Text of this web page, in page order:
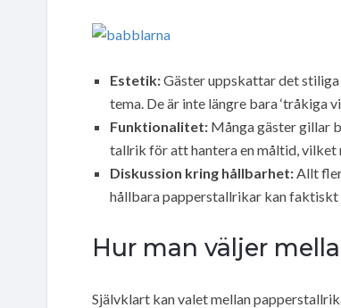
Estetik:Gäster uppskattar det
tema. De är inte längre bara ‘tråkiga
Funktionalitet: Många gäster gillar
tallrik för att hantera en måltid, vilket
Diskussion kring hållbarhet:Allt
hållbara papperstallrikar kan faktiskt
Hur man väljer
Självklart kan valet mellan